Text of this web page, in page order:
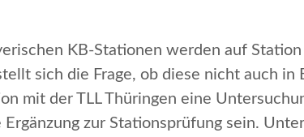
KB-Stationen werden auf
sich die Frage, ob diese nicht auch in
mit der TLL Thüringen eine
zur Stationsprüfung sein.